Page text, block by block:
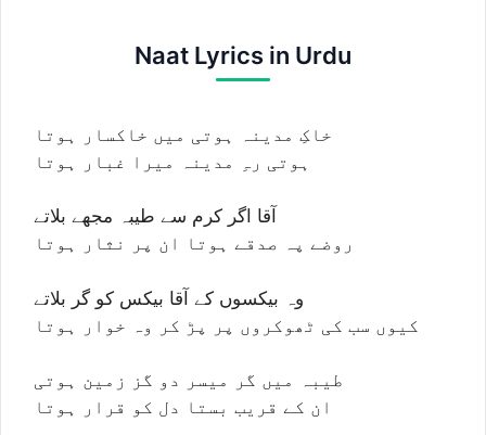
Naat Lyrics in Urdu
خاکِ مدینہ ہوتی میں خاکسار ہوتا
ہوتی رہِ مدینہ میرا غبار ہوتا
آقا اگر کرم سے طیبہ مجھے بلاتے
روضے پہ صدقے ہوتا ان پر نثار ہوتا
وہ بیکسوں کے آقا بیکس کو گر بلاتے
کیوں سب کی ٹھوکروں پر پڑ کر وہ خوار ہوتا
طیبہ میں گر میسر دو گز زمین ہوتی
ان کے قریب بستا دل کو قرار ہوتا